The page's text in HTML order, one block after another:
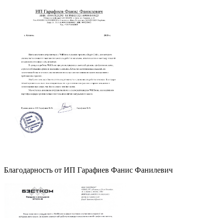
Благодарность от ИП Гарафиев Фанис Фанилевич